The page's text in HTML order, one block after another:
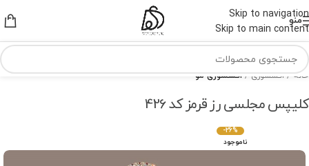
Skip to navigation
Skip to main content
منو
خانه اکسسوری اکسسوری مو
کلیپس مجلسی رز قرمز کد 426
-26%
ناموجود